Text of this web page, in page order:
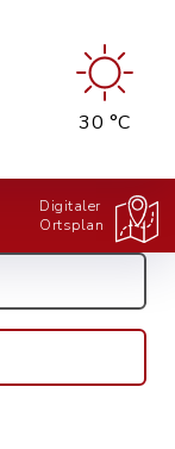
30 °C
Digitaler
Ortsplan